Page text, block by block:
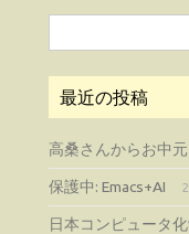
索:
最近の投稿
高桑さんからお中元
保護中: Emacs+AI
日本コンピュータ